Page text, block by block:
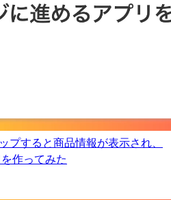
すると商品情報が表示され、
作ってみた